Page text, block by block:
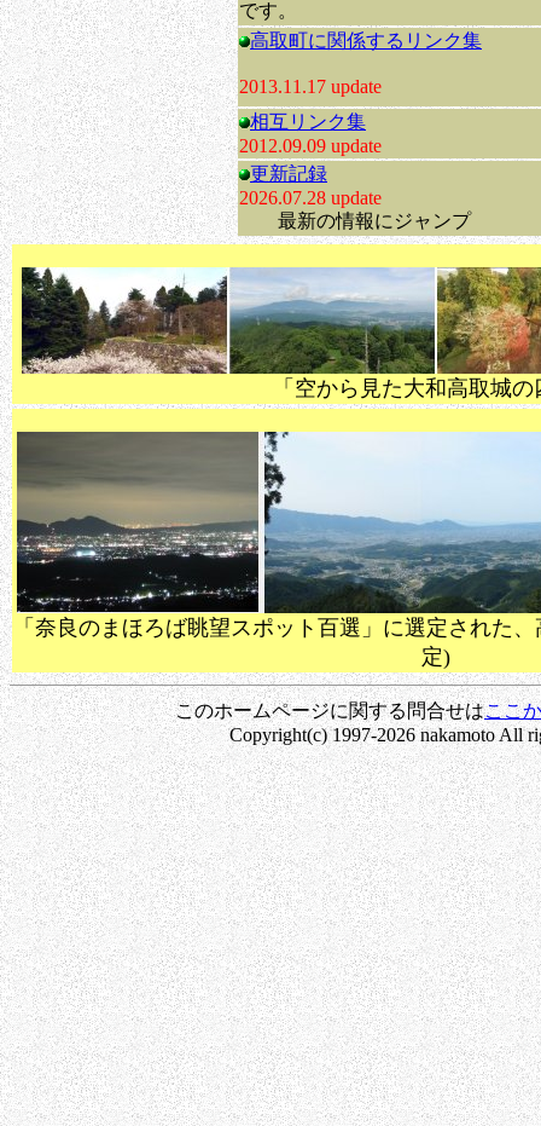
です。
高取町に関係するリンク集
2013.11.17 update
相互リンク集
2012.09.09 update
更新記録
2026.07.28 update
最新の情報にジャンプ
「空から見た大和高取城
「奈良のまほろば眺望スポット百選」に選定された
定)
このホームページに関する問合せはここ
Copyright(c) 1997-2026 nakamoto All